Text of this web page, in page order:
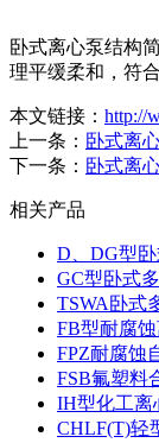
卧式离心泵结构
理平缓柔和，符
本文链接： http://
上一条： 卧式离
下一条： 卧式离
相关产品
D、DG型
GC型卧式
TSWA卧式
FB型耐腐
FPZ耐腐蚀
FSB氟塑料
IH型化工离
CHLF(T)轻